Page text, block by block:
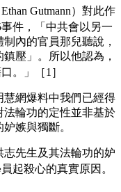
Gutmann）對此作
件，「中共會以另一
內的官員那兒聽說，
壓」。所以他認為，
。」［1］
網爆料中我們已經得
輪功的定性並非基於
嫉與獨斷。
先生及其法輪功的妒
起殺心的真實原因。